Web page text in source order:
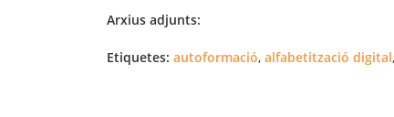
Arxius adjunts:
Etiquetes: autoformació, alfabetització digital,